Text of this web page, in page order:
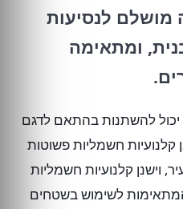
מושלם לנסיעות
ומתאימה
להשתנות בהתאם לדגם
קלנועיות חשמליות פשוטות
וישנן קלנועיות חשמליות
לשימוש בשטחים